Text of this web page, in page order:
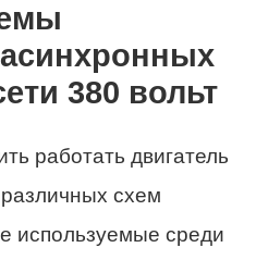
380 вольт
работать двигатель
схем
используемые среди